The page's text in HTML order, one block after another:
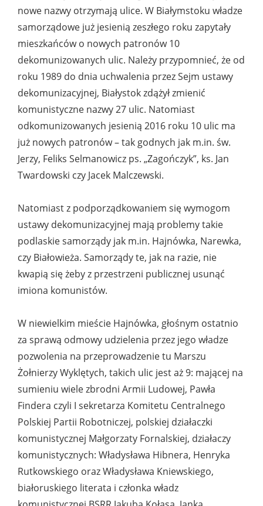
nowe nazwy otrzymają ulice. W Białymstoku władze
samorządowe już jesienią zeszłego roku zapytały
mieszkańców o nowych patronów 10
dekomunizowanych ulic. Należy przypomnieć, że od
roku 1989 do dnia uchwalenia przez Sejm ustawy
dekomunizacyjnej, Białystok zdążył zmienić
komunistyczne nazwy 27 ulic. Natomiast
odkomunizowanych jesienią 2016 roku 10 ulic ma
już nowych patronów – tak godnych jak m.in. św.
Jerzy, Feliks Selmanowicz ps. „Zagończyk”, ks. Jan
Twardowski czy Jacek Malczewski.
Natomiast z podporządkowaniem się wymogom
ustawy dekomunizacyjnej mają problemy takie
podlaskie samorządy jak m.in. Hajnówka, Narewka,
czy Białowieża. Samorządy te, jak na razie, nie
kwapią się żeby z przestrzeni publicznej usunąć
imiona komunistów.
W niewielkim mieście Hajnówka, głośnym ostatnio
za sprawą odmowy udzielenia przez jego władze
pozwolenia na przeprowadzenie tu Marszu
Żołnierzy Wyklętych, takich ulic jest aż 9: mającej na
sumieniu wiele zbrodni Armii Ludowej, Pawła
Findera czyli I sekretarza Komitetu Centralnego
Polskiej Partii Robotniczej, polskiej działaczki
komunistycznej Małgorzaty Fornalskiej, działaczy
komunistycznych: Władysława Hibnera, Henryka
Rutkowskiego oraz Władysława Kniewskiego,
białoruskiego literata i członka władz